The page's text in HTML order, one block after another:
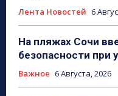
Лента Новостей 6
На пляжах Сочи
безопасности при
Важное 6 Августа, 2026